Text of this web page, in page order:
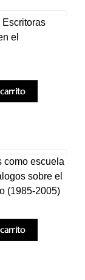
Escritoras
el
como escuela
sobre el
(1985-2005)